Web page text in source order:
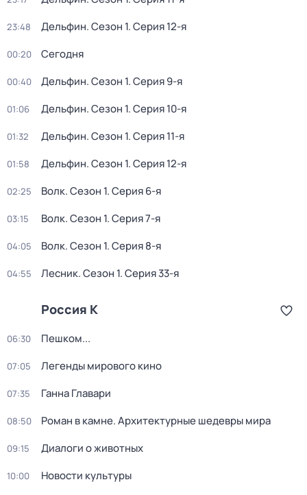
23:48 Дельфин. Сезон 1. Серия 12-я
00:20 Сегодня
00:40 Дельфин. Сезон 1. Серия 9-я
01:06 Дельфин. Сезон 1. Серия 10-я
01:32 Дельфин. Сезон 1. Серия 11-я
01:58 Дельфин. Сезон 1. Серия 12-я
02:25 Волк. Сезон 1. Серия 6-я
03:15 Волк. Сезон 1. Серия 7-я
04:05 Волк. Сезон 1. Серия 8-я
04:55 Лесник. Сезон 1. Серия 33-я
Россия К
06:30 Пешком...
07:05 Легенды мирового кино
07:35 Ганна Главари
08:50 Роман в камне. Архитектурные шедевры мира
09:15 Диалоги о животных
10:00 Новости культуры